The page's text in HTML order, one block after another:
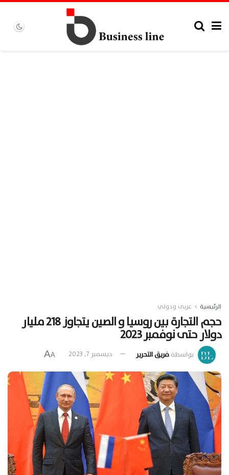
الرئيسية عربى ودولي
حجم التجارة بين روسيا و الصين يتجاوز 218 مليار
دولار حتى نوفمبر 2023
بواسطةفريق التحرير ديسمبر 7, 2023 A
A